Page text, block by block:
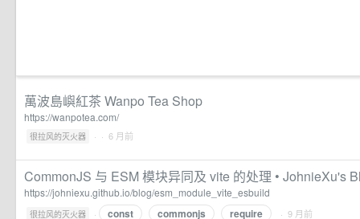
萬波島嶼紅茶 Wanpo Tea Shop
https://wanpotea.com/
很拉风的灭火器 · · 6 月前
CommonJS 与 ESM 模块异同及 vite 的处理 • JohnieXu's
https://johniexu.github.io/blog/esm_module_vite_esbuild
很拉风的灭火器 · const commonjs require · 9 月前